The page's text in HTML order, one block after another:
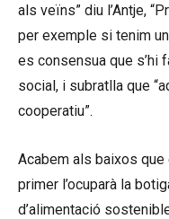
als veïns” diu l’Antje,
per exemple si tenim
es consensua que s’hi
social, i subratlla que
cooperatiu”.
Acabem als baixos
primer l’ocuparà la
d’alimentació